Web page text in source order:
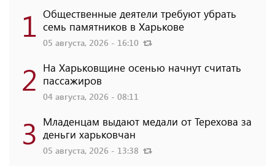
1 Общественные деятели требуют убрать
семь памятников в Харькове
05 августа, 2026 - 16:10
2 На Харьковщине осенью начнут считать
пассажиров
04 августа, 2026 - 08:11
3 Младенцам выдают медали от Терехова за
деньги харьковчан
05 августа, 2026 - 13:38